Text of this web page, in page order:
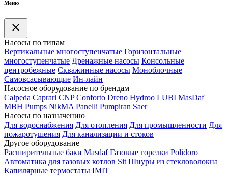
Меню
Насосы по типам
Вертикальные многоступенчатые Горизонтальные
многоступенчатые Дренажные насосы Консольные
центробежные Скважинные насосы Моноблочные
Самовсасывающие Ин-лайн
Насосное оборудование по брендам
Calpeda Caprari CNP Conforto Dreno Hydroo LUBI MasDaf
MBH Pumps NikMA Panelli Pumpiran Saer
Насосы по назначению
Для водоснабжения Для отопления Для промышленности Для
пожаротушения Для канализации и стоков
Другое оборудование
Расширительные баки Masdaf Газовые горелки Polidoro
Автоматика для газовых котлов Sit Шнуры из стекловолокна
Капилярные термостаты IMIT